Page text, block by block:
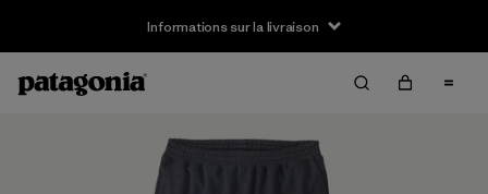
Informations sur la livraison